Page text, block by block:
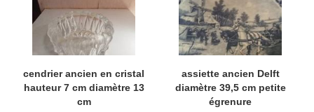
cendrier ancien en cristal
hauteur 7 cm diamètre 13
cm
assiette ancien Delft
diamètre 39,5 cm petite
égrenure